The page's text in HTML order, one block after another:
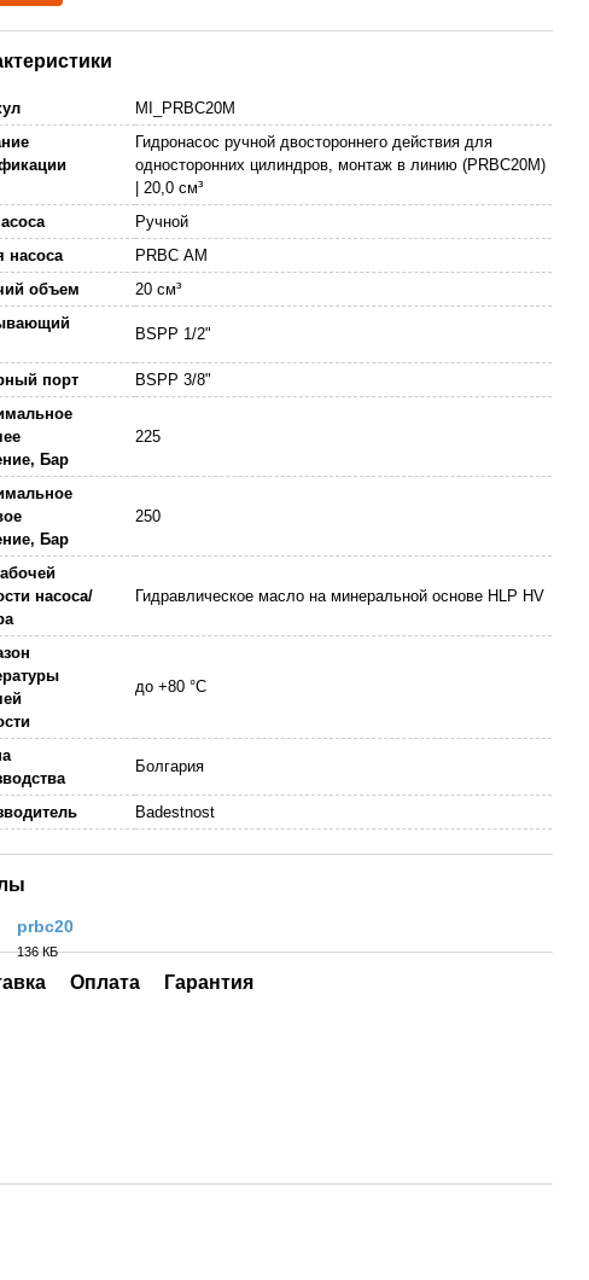
MI_PRBC20M
Гидронасос ручной двостороннего действия для
односторонних цилиндров, монтаж в линию (PRBС20M)
| 20,0 см³
Ручной
насоса
PRBС AM
объем
20 см³
BSPP 1/2"
порт
BSPP 3/8"
Бар
225
Бар
250
насоса/
Гидравлическое масло на минеральной основе HLP HV
до +80 °C
Болгария
Badestnost
prbc20
136 КБ
Оплата Гарантия